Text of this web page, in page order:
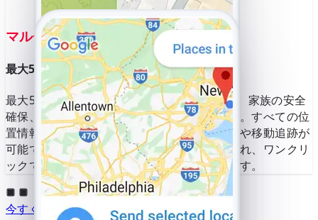
マルチデバイス
最大5つのYouTubeアカウントを同時に追跡
最大5つのYouTubeアカウントを同時に監視。家族の安全
確保、ビジネス活動の管理、調査に最適です。すべての位
置情報がリアルタイムで更新され、経路分析や移動追跡が
可能です。データストリームは明確に分離され、ワンクリ
ックでアカウント間を簡単に切り替えられます。
今すぐ追跡を開始